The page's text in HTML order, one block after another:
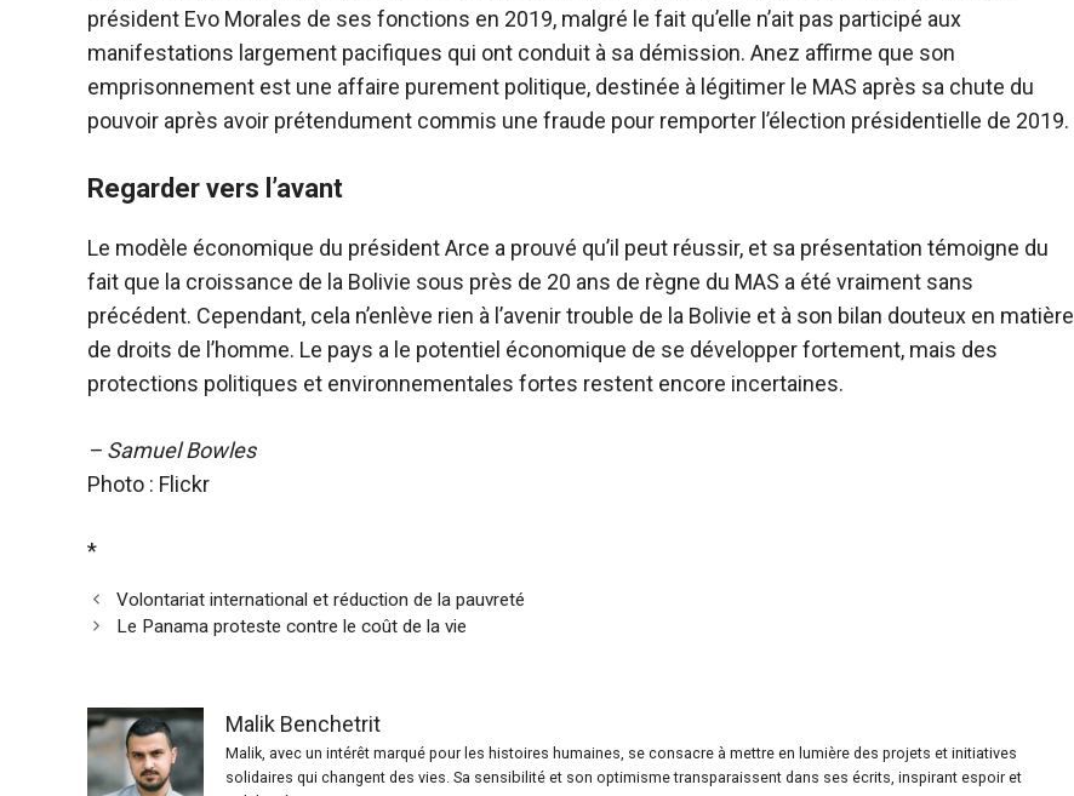
président Evo Morales de ses fonctions en 2019, malgré le fait qu’elle n’ait pas participé aux
manifestations largement pacifiques qui ont conduit à sa démission. Anez affirme que son
emprisonnement est une affaire purement politique, destinée à légitimer le MAS après sa chute du
pouvoir après avoir prétendument commis une fraude pour remporter l’élection présidentielle de 2019.
Regarder vers l’avant
Le modèle économique du président Arce a prouvé qu’il peut réussir, et sa présentation témoigne du
fait que la croissance de la Bolivie sous près de 20 ans de règne du MAS a été vraiment sans
précédent. Cependant, cela n’enlève rien à l’avenir trouble de la Bolivie et à son bilan douteux en matière
de droits de l’homme. Le pays a le potentiel économique de se développer fortement, mais des
protections politiques et environnementales fortes restent encore incertaines.
– Samuel Bowles
Photo : Flickr
*
Volontariat international et réduction de la pauvreté
Le Panama proteste contre le coût de la vie
Malik Benchetrit
Malik, avec un intérêt marqué pour les histoires humaines, se consacre à mettre en lumière des projets et initiatives
solidaires qui changent des vies. Sa sensibilité et son optimisme transparaissent dans ses écrits, inspirant espoir et